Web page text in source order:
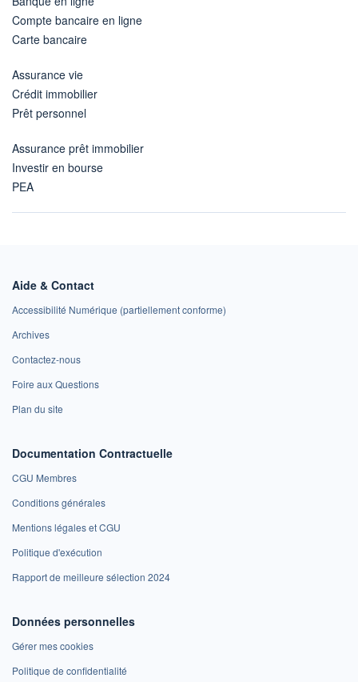
Compte bancaire en ligne
Carte bancaire
Assurance vie
Crédit immobilier
Prêt personnel
Assurance prêt immobilier
Investir en bourse
PEA
Aide & Contact
Accessibilité Numérique (partiellement conforme)
Archives
Contactez-nous
Foire aux Questions
Plan du site
Documentation Contractuelle
CGU Membres
Conditions générales
Mentions légales et CGU
Politique d'exécution
Rapport de meilleure sélection 2024
Données personnelles
Gérer mes cookies
Politique de confidentialité